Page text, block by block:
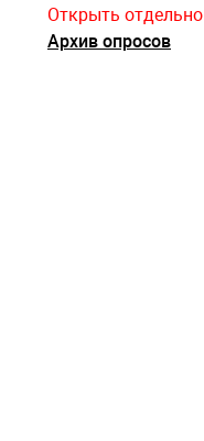
Открыть отдельно
Архив опросов